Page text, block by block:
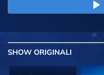
SHOW ORIGINALI